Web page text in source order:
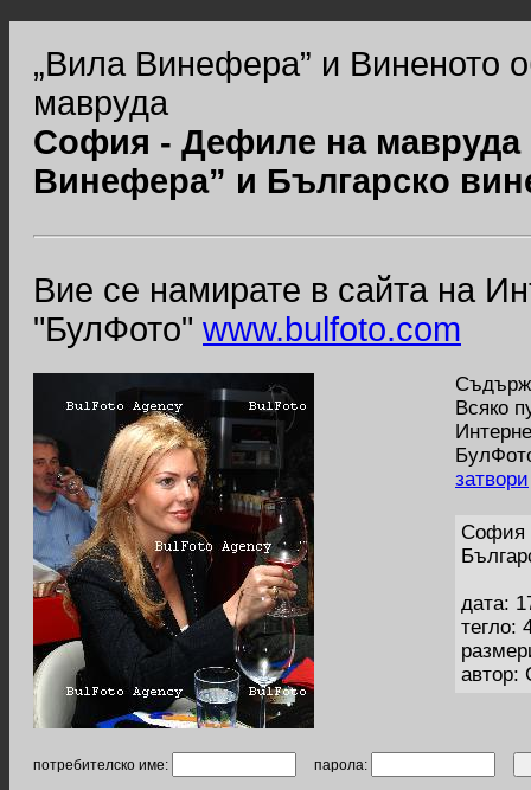
„Вила Винефера” и Виненото
мавруда
София - Дефиле на мавруда
Винефера” и Българско
Вие се намирате в сайта на
"БулФото" www.bulfoto.com
Всяко
затвори
София
дата:
тегло:
автор:
потребителско име: парола: